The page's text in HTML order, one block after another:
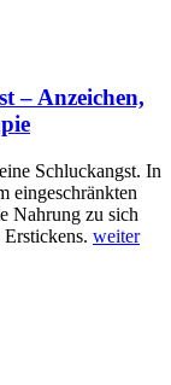
– Anzeichen,
Schluckangst. In
eingeschränkten
Nahrung zu sich
weiter